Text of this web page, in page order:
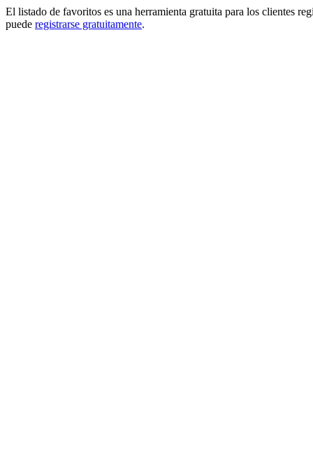
El listado de favoritos es una herramienta gratuita para los clientes
puede registrarse gratuitamente.